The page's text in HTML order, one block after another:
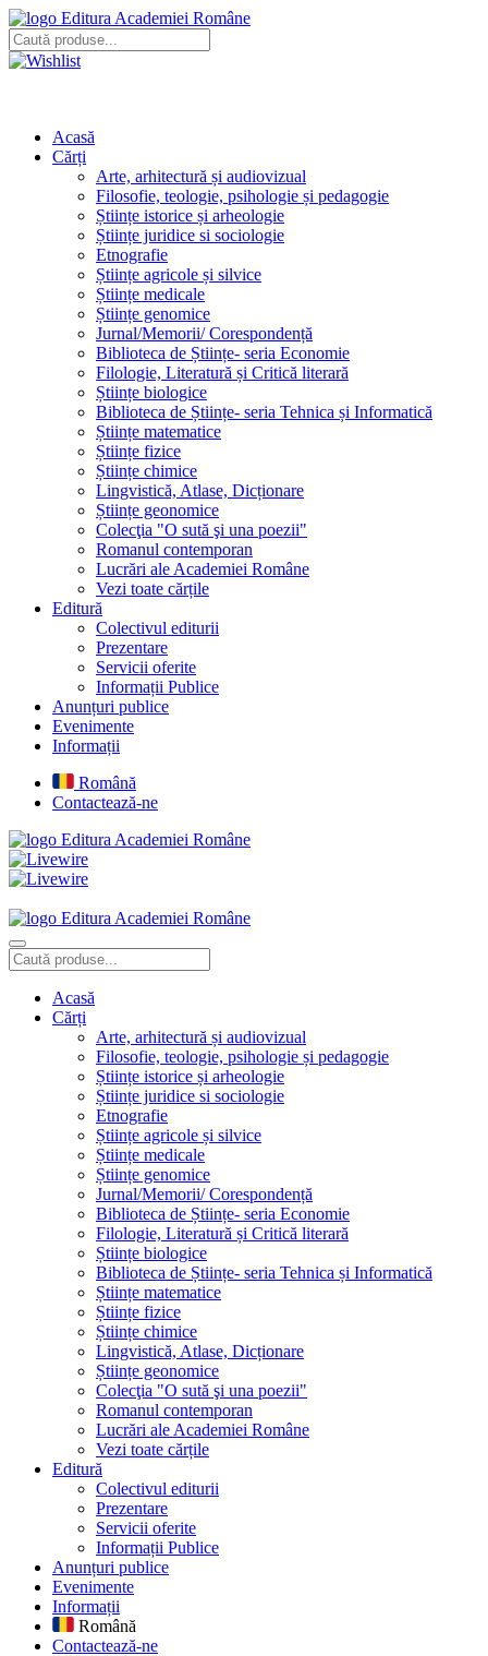
Editura Academiei Române
Acasă
Cărți
Arte, arhitectură și audiovizual
Filosofie, teologie, psihologie și pedagogie
Științe istorice și arheologie
Științe juridice si sociologie
Etnografie
Științe agricole și silvice
Științe medicale
Științe genomice
Jurnal/Memorii/ Corespondență
Biblioteca de Științe- seria Economie
Filologie, Literatură și Critică literară
Științe biologice
Biblioteca de Științe- seria Tehnica și Informatică
Științe matematice
Științe fizice
Științe chimice
Lingvistică, Atlase, Dicționare
Științe geonomice
Colecţia "O sută şi una poezii"
Romanul contemporan
Lucrări ale Academiei Române
Vezi toate cărțile
Editură
Colectivul editurii
Prezentare
Servicii oferite
Informații Publice
Anunțuri publice
Evenimente
Informații
Română
Contactează-ne
Editura Academiei Române
Editura Academiei Române
Acasă
Cărți
Arte, arhitectură și audiovizual
Filosofie, teologie, psihologie și pedagogie
Științe istorice și arheologie
Științe juridice si sociologie
Etnografie
Științe agricole și silvice
Științe medicale
Științe genomice
Jurnal/Memorii/ Corespondență
Biblioteca de Științe- seria Economie
Filologie, Literatură și Critică literară
Științe biologice
Biblioteca de Științe- seria Tehnica și Informatică
Științe matematice
Științe fizice
Științe chimice
Lingvistică, Atlase, Dicționare
Științe geonomice
Colecţia "O sută şi una poezii"
Romanul contemporan
Lucrări ale Academiei Române
Vezi toate cărțile
Editură
Colectivul editurii
Prezentare
Servicii oferite
Informații Publice
Anunțuri publice
Evenimente
Informații
Română
Contactează-ne